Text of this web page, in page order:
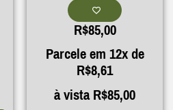
R$85,00
Parcele em 12x de
R$8,61
à vistaR$85,00